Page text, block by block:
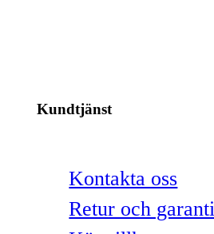
Kundtjänst
Kontakta oss
Retur och garanti